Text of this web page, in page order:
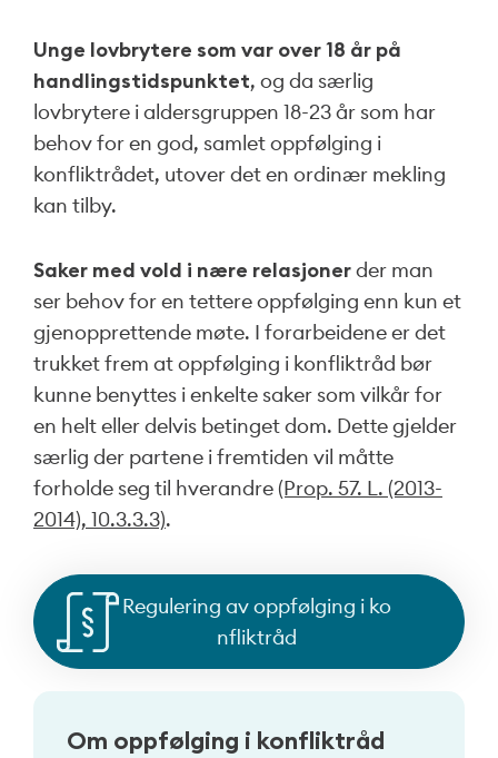
Unge lovbrytere som var over 18 år på
handlingstidspunktet, og da særlig
lovbrytere i aldersgruppen 18-23 år som har
behov for en god, samlet oppfølging i
konfliktrådet, utover det en ordinær mekling
kan tilby.
Saker med vold i nære relasjonerder man
ser behov for en tettere oppfølging enn kun et
gjenopprettende møte. I forarbeidene er det
trukket frem at oppfølging i konfliktråd bør
kunne benyttes i enkelte saker som vilkår for
en helt eller delvis betinget dom. Dette gjelder
særlig der partene i fremtiden vil måtte
forholde seg til hverandre(Prop. 57. L. (2013-
2014), 10.3.3.3).
Regulering av oppfølging i ko
nfliktråd
Om oppfølging i konfliktråd